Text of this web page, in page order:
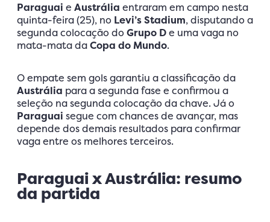
Paraguai e Austrália entraram em campo nesta
quinta-feira (25), no Levi’s Stadium, disputando a
segunda colocação doGrupo De uma vaga no
mata-mata daCopa do Mundo.
O empate sem gols garantiu a classificação da
Austrália para a segunda fase e confirmou a
seleção na segunda colocação da chave. Já o
Paraguai segue com chances de avançar, mas
depende dos demais resultados para confirmar
vaga entre os melhores terceiros.
Paraguai x Austrália: resumo
da partida